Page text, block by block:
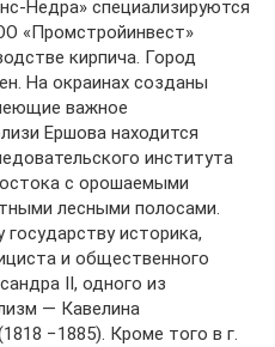
Недра» специализируются
«Промстройинвест»
кирпича. Город
На окраинах созданы
важное
Ершова находится
института
с орошаемыми
лесными полосами.
историка,
и общественного
II, одного из
— Кавелина
−1885). Кроме того в г.